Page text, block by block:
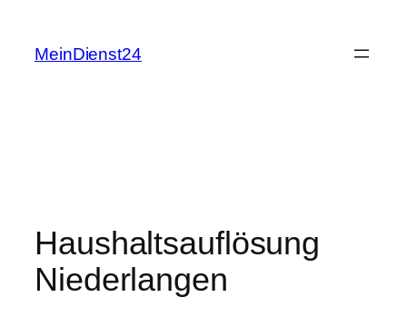
springen
MeinDienst24
Haushaltsauflösung
Niederlangen